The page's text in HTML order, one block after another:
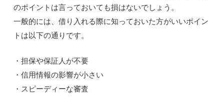
のポイントは言っておいても損はないでしょう。
一般的には、借り入れる際に知っておいた方がいいポイン
トは以下の通りです。
・担保や保証人が不要
・信用情報の影響が小さい
・スピーディーな審査